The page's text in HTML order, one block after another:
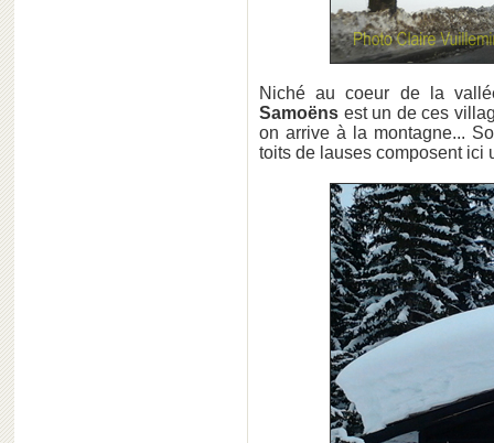
Niché au coeur de la
Samoëns est un de ces
on arrive à la montagne...
toits de lauses composent ici